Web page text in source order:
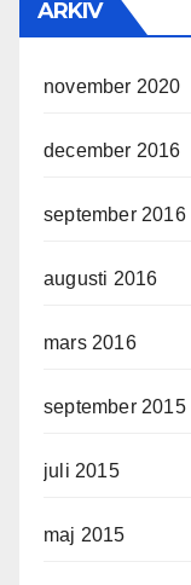
ARKIV
november 2020
december 2016
september 2016
augusti 2016
mars 2016
september 2015
juli 2015
maj 2015